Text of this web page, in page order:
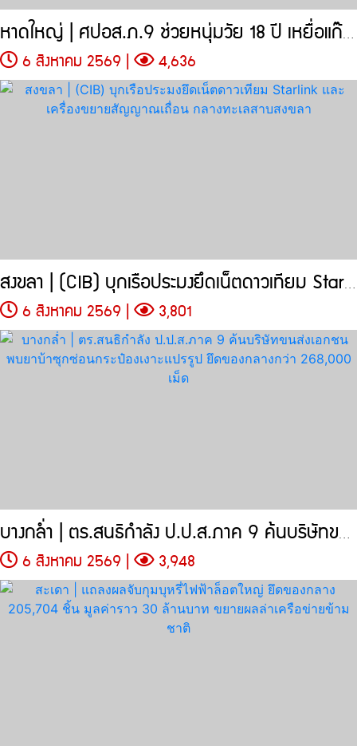
หาดใหญ่ | ศปอส.ภ.9 ช่วยหนุ่มวัย 18 ปี เหยื่อแก๊งคอลเซ็นเตอร์
6 สิงหาคม 2569 | 4,636
สงขลา | (CIB) บุกเรือประมงยึดเน็ตดาวเทียม Starlink
6 สิงหาคม 2569 | 3,801
บางกล่ำ | ตร.สนธิกำลัง ป.ป.ส.ภาค 9 ค้นบริษัทขนส่งเอกชน
6 สิงหาคม 2569 | 3,948